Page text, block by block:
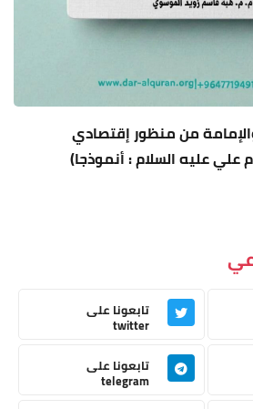
من منظور إقتصادي
علي عليه السلام : أنموذجا)
تابعونا على
twitter
تابعونا على
telegram